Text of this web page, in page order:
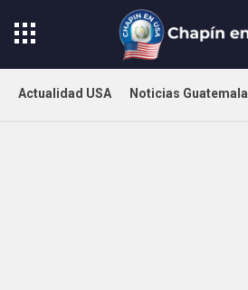
Actualidad USA Noticias Guatemala